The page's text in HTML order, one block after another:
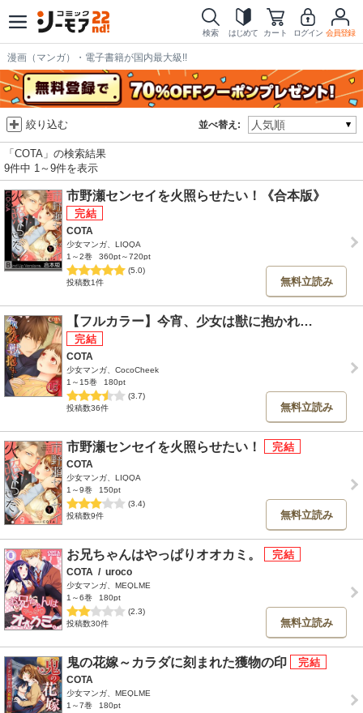
検索 はじめて カート ログイン 会員登録
漫画（マンガ）・電子書籍が国内最大級!!
並べ替え:
絞り込む
「COTA」の検索結果
9件中 1～9件を表示
市野瀬センセイを火照らせたい！《合本版》
COTA
少女マンガ、LIQQA
1～2巻
360pt～720pt
(5.0)
投稿数1件
無料立読み
【フルカラー】今宵、少女は獣に抱かれ…
COTA
少女マンガ、CocoCheek
1～15巻
180pt
(3.7)
投稿数36件
無料立読み
市野瀬センセイを火照らせたい！
COTA
少女マンガ、LIQQA
1～9巻
150pt
(3.4)
投稿数9件
無料立読み
お兄ちゃんはやっぱりオオカミ。
COTA / uroco
少女マンガ、MEQLME
1～6巻
180pt
(2.3)
投稿数30件
無料立読み
鬼の花嫁～カラダに刻まれた獲物の印
COTA
少女マンガ、MEQLME
1～7巻
180pt